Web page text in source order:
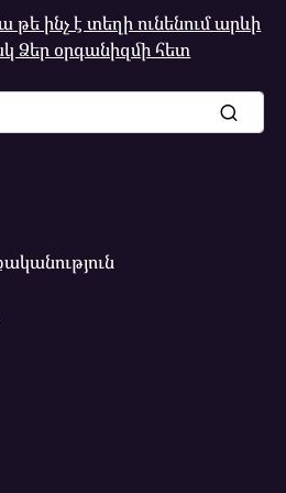
թե ինչ է տեղի ունենում արևի
Ձեր օրգանիզմի հետ